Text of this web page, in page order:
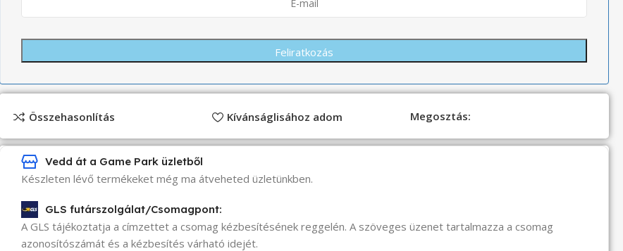
Összehasonlítás Kívánságlisához adom Megosztás:
Vedd át a Game Park üzletből
Készleten lévő termékeket még ma átveheted üzletünkben.
GLS futárszolgálat/Csomagpont:
A GLS tájékoztatja a címzettet a csomag kézbesítésének reggelén. A szöveges üzenet tartalmazza a csomag
azonosítószámát és a kézbesítés várható idejét.